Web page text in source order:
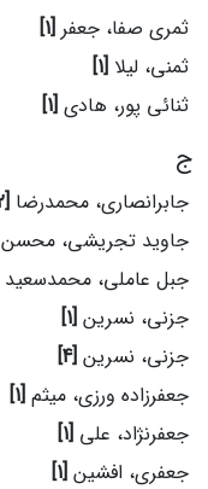
ثمری صفا، جعفر [1]
ثمنی، لیلا [1]
ثنائی پور، هادی [1]
ج
جابرانصاری، محمدرضا [2]
جاوید تجریشی، محسن
جبل عاملی، محمدسعید
جزنی، نسرین [1]
جزنی، نسرین [4]
جعفرزاده ورزی، میثم [1]
جعفرنژاد، علی [1]
جعفری، افشین [1]